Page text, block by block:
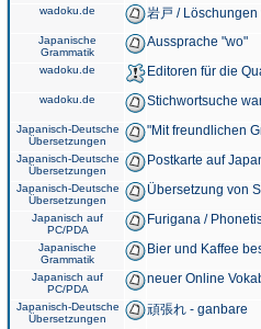
wadoku.de 岩戸 /
Japanische
Grammatik
Aussprache "wo"
wadoku.de Editoren für die
wadoku.de Stichwortsuche
Japanisch-Deutsche
Übersetzungen
"Mit freundlichen
Japanisch-Deutsche
Übersetzungen
Postkarte auf
Japanisch-Deutsche
Übersetzungen
Übersetzung von
Japanisch auf
PC/PDA
Furigana /
Japanische
Grammatik
Bier und Kaffee
Japanisch auf
PC/PDA
neuer Online
Japanisch-Deutsche
Übersetzungen
頑張れ - ganbare